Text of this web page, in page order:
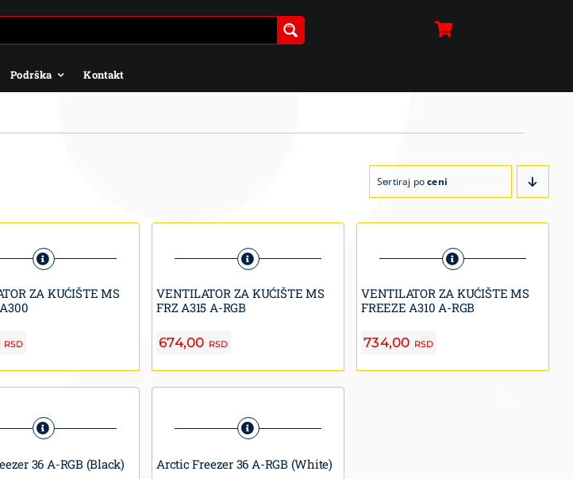
Podrška Kontakt
Sortiraj poceni
ZA KUĆIŠTE MS
RSD
VENTILATOR ZA KUĆIŠTE MS
FRZ A315 A-RGB
674,00 RSD
VENTILATOR ZA KUĆIŠTE MS
FREEZE A310 A-RGB
734,00 RSD
36 A-RGB (Black) Arctic Freezer 36 A-RGB (White)